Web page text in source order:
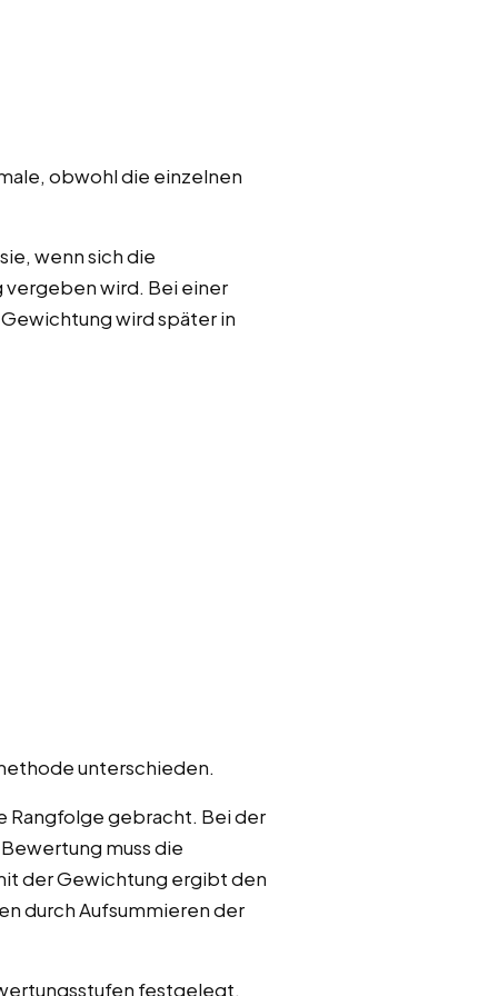
obwohl die einzelnen
wenn sich die
vergeben wird. Bei einer
wird später in
unterschieden.
Rangfolge gebracht. Bei der
muss die
der Gewichtung ergibt den
durch Aufsummieren der
festgelegt,